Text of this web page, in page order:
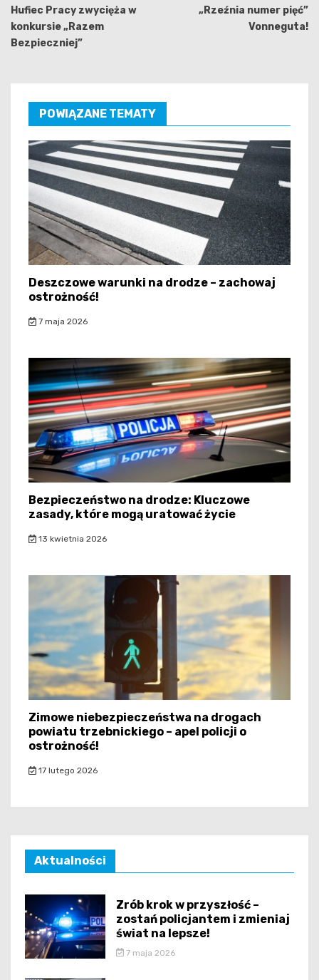
Hufiec Pracy zwycięża w
konkursie „Razem
Bezpieczniej”
„Rzeźnia numer pięć”
Vonneguta!
POWIĄZANE TEMATY
Deszczowe warunki na drodze – zachowaj
ostrożność!
7 maja 2026
Bezpieczeństwo na drodze: Kluczowe
zasady, które mogą uratować życie
13 kwietnia 2026
Zimowe niebezpieczeństwa na drogach
powiatu trzebnickiego – apel policji o
ostrożność!
17 lutego 2026
Aktualności
Zrób krok w przyszłość –
zostań policjantem i zmieniaj
świat na lepsze!
7 maja 2026